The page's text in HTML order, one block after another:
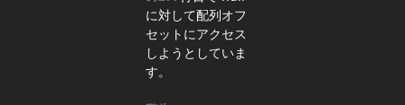
に対して配列オフ
セットにアクセス
しようとしていま
す。